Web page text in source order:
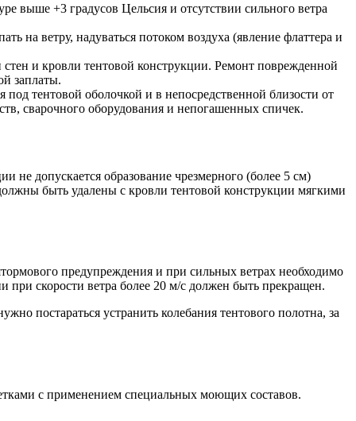
выше +3 градусов Цельсия и отсутствии сильного ветра
на ветру, надуваться потоком воздуха (явление флаттера и
и кровли тентовой конструкции. Ремонт поврежденной
заплаты.
тентовой оболочкой и в непосредственной близости от
сварочного оборудования и непогашенных спичек.
не допускается образование чрезмерного (более 5 см)
быть удалены с кровли тентовой конструкции мягкими
предупреждения и при сильных ветрах необходимо
при скорости ветра более 20 м/с должен быть прекращен.
постараться устранить колебания тентового полотна, за
с применением специальных моющих составов.